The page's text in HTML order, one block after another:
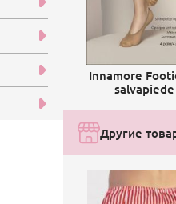
Innamore
salvapiede
Другие